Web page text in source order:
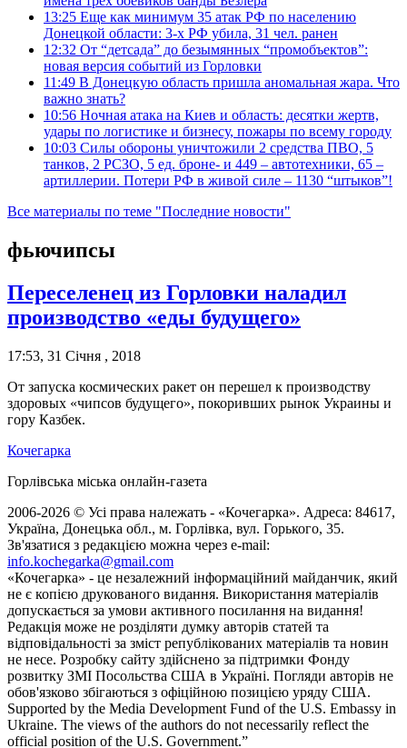
13:25 Еще как минимум 35 атак РФ по населению
Донецкой области: 3-х РФ убила, 31 чел. ранен
12:32 От “детсада” до безымянных “промобъектов”:
новая версия событий из Горловки
11:49 В Донецкую область пришла аномальная жара. Что
важно знать?
10:56 Ночная атака на Киев и область: десятки жертв,
удары по логистике и бизнесу, пожары по всему городу
10:03 Силы обороны уничтожили 2 средства ПВО, 5
танков, 2 РСЗО, 5 ед. броне- и 449 – автотехники, 65 –
артиллерии. Потери РФ в живой силе – 1130 “штыков”!
Все материалы по теме "Последние новости"
фьючипсы
Переселенец из Горловки наладил
производство «еды будущего»
17:53, 31 Січня , 2018
От запуска космических ракет он перешел к производству
здоровых «чипсов будущего», покоривших рынок Украины и
гору Казбек.
Кочегарка
Горлівська міська онлайн-газета
2006-2026 © Усі права належать - «Кочегарка». Адреса: 84617,
Україна, Донецька обл., м. Горлівка, вул. Горького, 35.
Зв'язатися з редакцією можна через e-mail:
info.kochegarka@gmail.com
«Кочегарка» - це незалежний інформаційний майданчик, який
не є копією друкованого видання. Використання матеріалів
допускається за умови активного посилання на видання!
Редакція може не розділяти думку авторів статей та
відповідальності за зміст републікованих матеріалів та новин
не несе. Розробку сайту здійснено за підтримки Фонду
розвитку ЗМІ Посольства США в Україні. Погляди авторів не
обов'язково збігаються з офіційною позицією уряду США.
Supported by the Media Development Fund of the U.S. Embassy in
Ukraine. The views of the authors do not necessarily reflect the
official position of the U.S. Government.”